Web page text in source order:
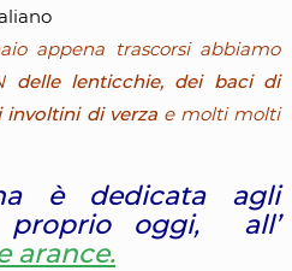
appena trascorsi abbiamo
delle lenticchie, dei baci di
involtini di verzae molti molti
è dedicata agli
oggi, all’
arance.